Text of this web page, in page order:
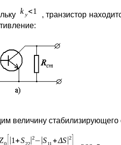
, транзистор
величину стабилизирующего